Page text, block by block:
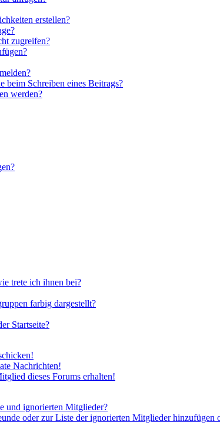
erstellen?
zugreifen?
beim Schreiben eines Beitrags?
werden?
trete ich ihnen bei?
farbig dargestellt?
Startseite?
Nachrichten!
dieses Forums erhalten!
und ignorierten Mitglieder?
oder zur Liste der ignorierten Mitglieder hinzufügen